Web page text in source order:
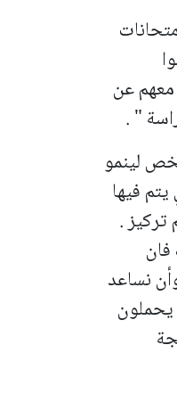
معهم عن
" .
لينمو
فيها
.
نساعد